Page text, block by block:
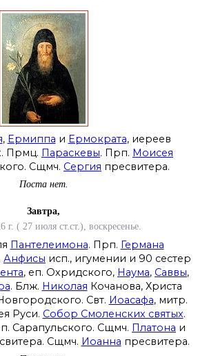
, Ермиппа и Ермократа, иереев
Прмц. Параскевы. Прп. Моисея
Сщмч. Сергия пресвитера.
Поста нет.
Завтра,
г. ( 27 июля ст.ст.), воскресенье.
Пантелеимона. Прп. Германа
Анфисы исп., игумении и 90 сестер
, еп. Охридского, Наума, Саввы,
. Блж. Николая Кочанова, Христа
Свт. Иоасафа, митр.
Руси. Собор Смоленских святых.
Сарапульского. Сщмч. Платона и
Сщмч. Иоанна пресвитера.